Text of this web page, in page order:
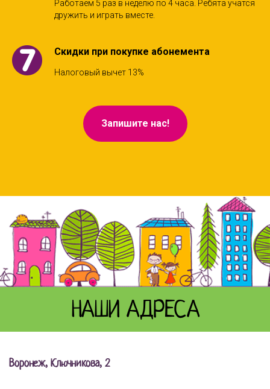
Работаем 5 раз в неделю по 4 часа. Ребята учатся
дружить и играть вместе.
Скидки при покупке абонемента
Налоговый вычет 13%
Запишите нас!
Made on Tilda
НАШИ АДРЕСА
Воронеж, Ключникова, 2